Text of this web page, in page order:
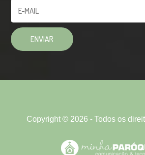
Copyright © 2026 - Todos os